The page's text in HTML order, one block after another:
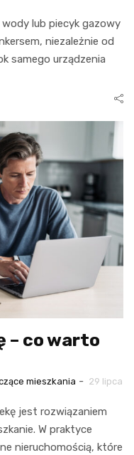
lub piecyk gazowy
niezależnie od
samego urządzenia
– co warto
mieszkania - 29 lipca
jest rozwiązaniem
W praktyce
nieruchomością, które